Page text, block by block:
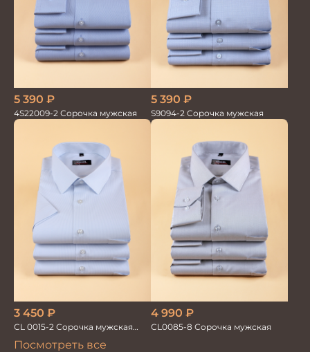
Посмотреть все
5 390 ₽
4S22009-2 Сорочка мужская
5 390 ₽
S9094-2 Сорочка мужская
3 450 ₽
CL 0015-2 Сорочка мужская
короткий рукав
4 990 ₽
CL0085-8 Сорочка мужская